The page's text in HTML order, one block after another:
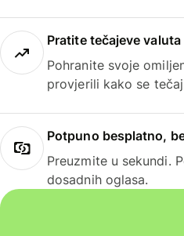
Pratite tečajeve
Pohranite svoje
provjerili kako se
Potpuno besplatno,
Preuzmite u sekundi.
dosadnih oglasa.